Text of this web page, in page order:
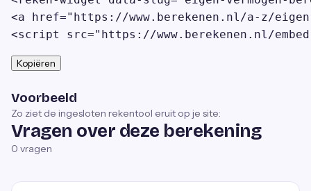
<a href="https://www.berekenen.nl/a-z/eigen-
<script src="https://www.berekenen.nl/
Kopiëren
Voorbeeld
Zo ziet de ingesloten rekentool eruit op je site:
Vragen over deze berekening
0 vragen